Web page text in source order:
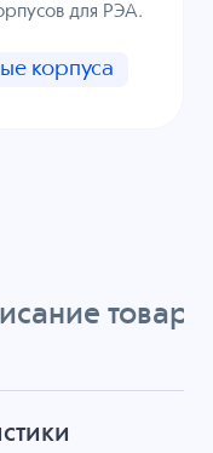
для РЭА.
корпуса
товара